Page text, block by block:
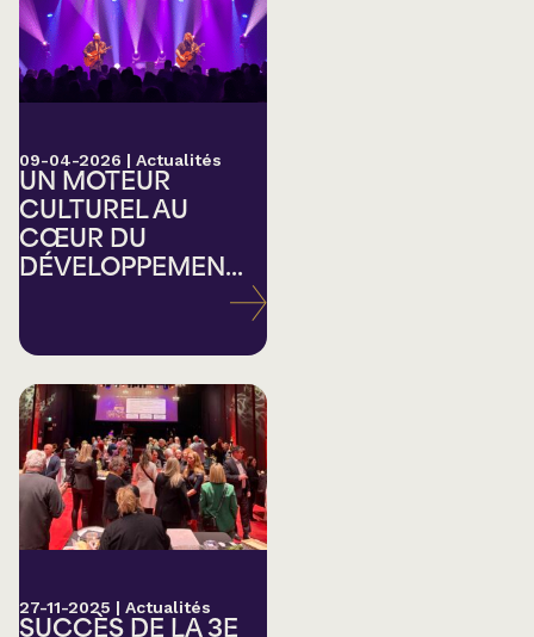
09-04-2026 | Actualités
UN MOTEUR
CULTUREL AU
CŒUR DU
DÉVELOPPEMEN...
27-11-2025 | Actualités
SUCCÈS DE LA 3E